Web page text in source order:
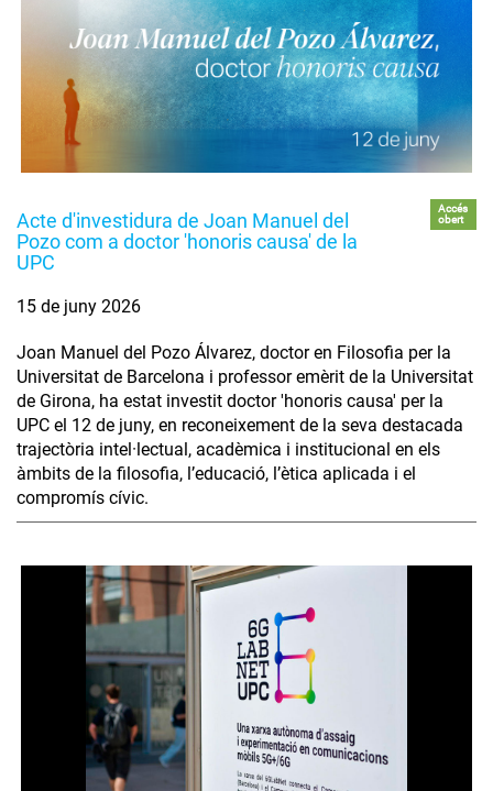
Acte d'investidura de Joan Manuel del
Pozo com a doctor 'honoris causa' de la
UPC
Accés
obert
15 de juny 2026
Joan Manuel del Pozo Álvarez, doctor en Filosofia per la
Universitat de Barcelona i professor emèrit de la Universitat
de Girona, ha estat investit doctor 'honoris causa' per la
UPC el 12 de juny, en reconeixement de la seva destacada
trajectòria intel·lectual, acadèmica i institucional en els
àmbits de la filosofia, l’educació, l’ètica aplicada i el
compromís cívic.